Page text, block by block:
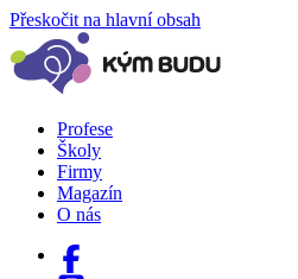
Přeskočit na hlavní obsah
Profese
Školy
Firmy
Magazín
O nás